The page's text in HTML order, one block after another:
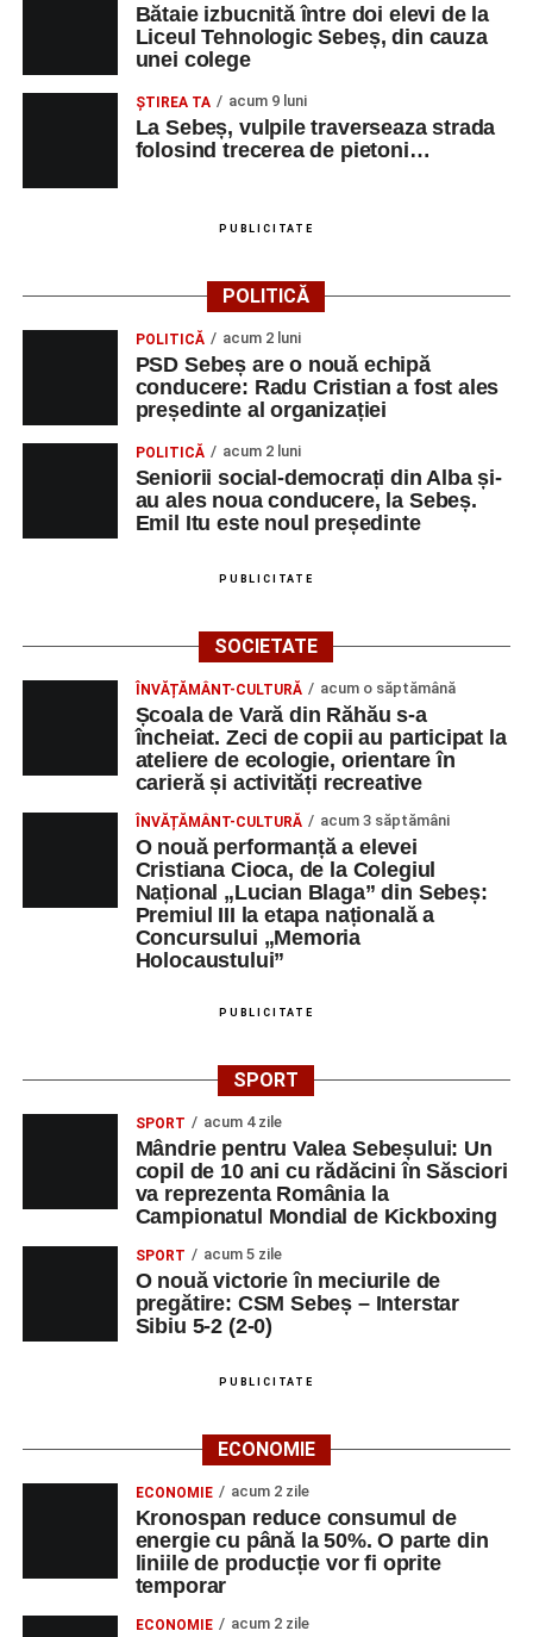
Bătaie izbucnită între doi elevi de la
Liceul Tehnologic Sebeș, din cauza
unei colege
ŞTIREA TA acum 9 luni
La Sebeș, vulpile traverseaza strada
folosind trecerea de pietoni…
PUBLICITATE
POLITICĂ
POLITICĂ acum 2 luni
PSD Sebeș are o nouă echipă
conducere: Radu Cristian a fost ales
președinte al organizației
POLITICĂ acum 2 luni
Seniorii social-democrați din Alba și-
au ales noua conducere, la Sebeș.
Emil Itu este noul președinte
PUBLICITATE
SOCIETATE
ÎNVĂȚĂMÂNT-CULTURĂ acum o săptămână
Școala de Vară din Răhău s-a
încheiat. Zeci de copii au participat la
ateliere de ecologie, orientare în
carieră și activități recreative
ÎNVĂȚĂMÂNT-CULTURĂ acum 3 săptămâni
O nouă performanță a elevei
Cristiana Cioca, de la Colegiul
Național „Lucian Blaga” din Sebeș:
Premiul III la etapa națională a
Concursului „Memoria
Holocaustului”
PUBLICITATE
SPORT
SPORT acum 4 zile
Mândrie pentru Valea Sebeșului: Un
copil de 10 ani cu rădăcini în Săsciori
va reprezenta România la
Campionatul Mondial de Kickboxing
SPORT acum 5 zile
O nouă victorie în meciurile de
pregătire: CSM Sebeș – Interstar
Sibiu 5-2 (2-0)
PUBLICITATE
ECONOMIE
ECONOMIE acum 2 zile
Kronospan reduce consumul de
energie cu până la 50%. O parte din
liniile de producție vor fi oprite
temporar
ECONOMIE acum 2 zile